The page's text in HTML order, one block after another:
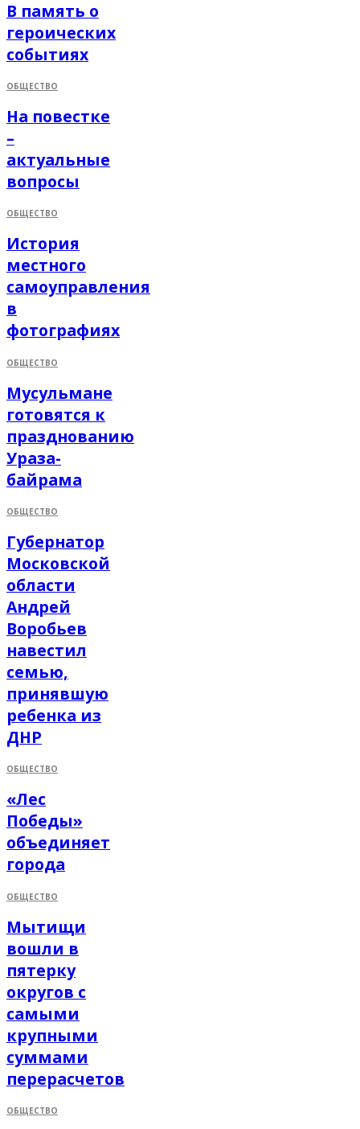
В память о
героических
событиях
ОБЩЕСТВО
На повестке
–
актуальные
вопросы
ОБЩЕСТВО
История
местного
самоуправления
в
фотографиях
ОБЩЕСТВО
Мусульмане
готовятся к
празднованию
Ураза-
байрама
ОБЩЕСТВО
Губернатор
Московской
области
Андрей
Воробьев
навестил
семью,
принявшую
ребенка из
ДНР
ОБЩЕСТВО
«Лес
Победы»
объединяет
города
ОБЩЕСТВО
Мытищи
вошли в
пятерку
округов с
самыми
крупными
суммами
перерасчетов
ОБЩЕСТВО